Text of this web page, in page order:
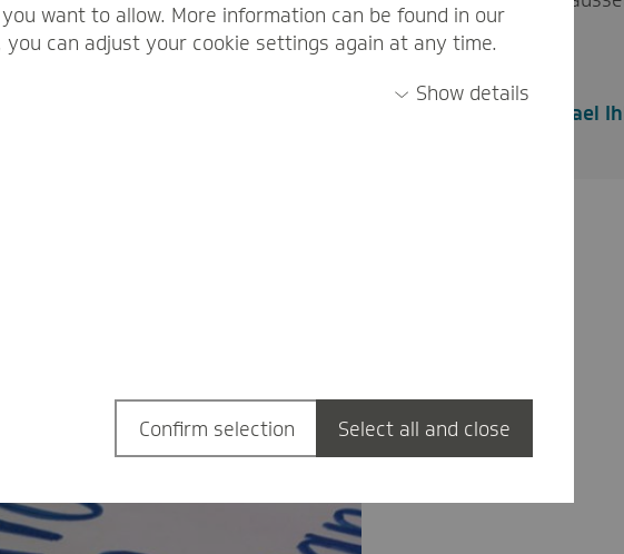
Expertinnen und Experten der TK
gesundheitspolitischen
Michael
want to allow. More information can be found in our
you can adjust your cookie settings again at any time.
Show details
Confirm selection Select all and close